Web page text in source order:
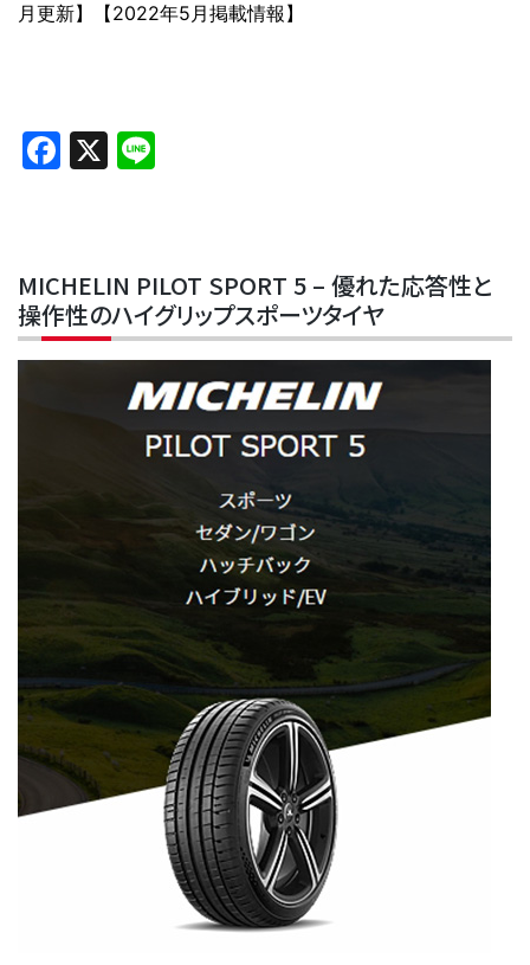
月更新】【2022年5月掲載情報】
Facebook
X
MICHELIN PILOT SPORT 5 – 優れた応答性と
操作性のハイグリップスポーツタイヤ